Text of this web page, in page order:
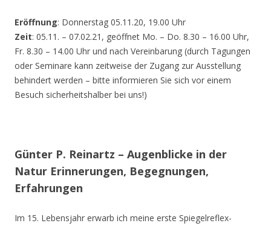
Eröffnung: Donnerstag 05.11.20, 19.00 Uhr
Zeit: 05.11. – 07.02.21, geöffnet Mo. – Do. 8.30 – 16.00 Uhr,
Fr. 8.30 – 14.00 Uhr und nach Vereinbarung (durch Tagungen
oder Seminare kann zeitweise der Zugang zur Ausstellung
behindert werden – bitte informieren Sie sich vor einem
Besuch sicherheitshalber bei uns!)
Günter P. Reinartz – Augenblicke in der
Natur Erinnerungen, Begegnungen,
Erfahrungen
Im 15. Lebensjahr erwarb ich meine erste Spiegelreflex-